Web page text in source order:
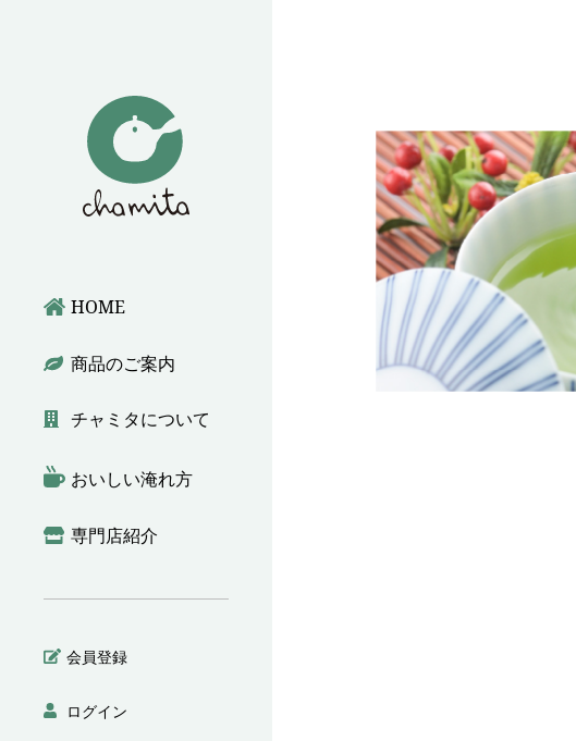
HOME
商品のご案内
深蒸し煎茶
ティーバッグ
ギフト
チャミタについて
おいしい淹れ方
専門店紹介
会員登録
ログイン